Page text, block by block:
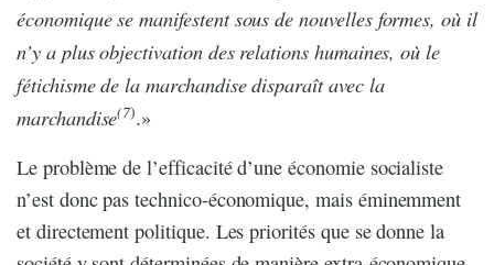
économique se manifestent sous de nouvelles formes, où il
n’y a plus objectivation des relations humaines, où le
fétichisme de la marchandise disparaît avec la
marchandise(7).»
Le problème de l’efficacité d’une économie socialiste
n’est donc pas technico-économique, mais éminemment
et directement politique. Les priorités que se donne la